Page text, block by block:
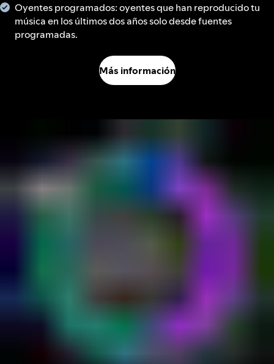
Oyentes programados: oyentes que han reproducido tu
música en los últimos dos años solo desde fuentes
programadas.
Más información